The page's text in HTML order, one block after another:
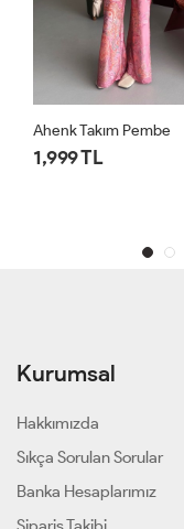
1,999 TL
Kurumsal
Hakkımızda
Sıkça Sorulan Sorular
Banka Hesaplarımız